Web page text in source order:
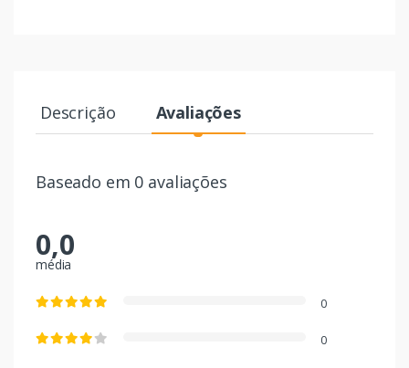
Descrição Avaliações
Baseado em 0 avaliações
0,0
média
0
0